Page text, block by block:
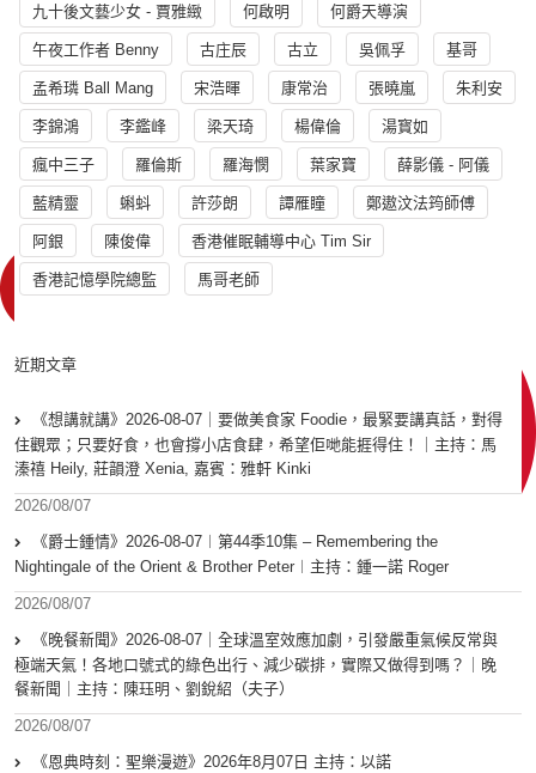
九十後文藝少女 - 賈雅緻 何啟明 何爵天導演
午夜工作者 Benny 古庄辰 古立 吳佩孚 基哥
孟希璘 Ball Mang 宋浩暉 康常治 張曉嵐 朱利安
李錦鴻 李鑑峰 梁天琦 楊偉倫 湯寳如
瘋中三子 羅倫斯 羅海憫 葉家寶 薛影儀 - 阿儀
藍精靈 蝌蚪 許莎朗 譚雁瞳 鄭遨汶法筠師傅
阿銀 陳俊偉 香港催眠輔導中心 Tim Sir
香港記憶學院總監 馬哥老師
近期文章
《想講就講》2026-08-07｜要做美食家 Foodie，最緊要講真話，對得
住觀眾；只要好食，也會撐小店食肆，希望佢哋能捱得住！｜主持：馬
溱禧 Heily, 莊韻澄 Xenia, 嘉賓：雅軒 Kinki
2026/08/07
《爵士鍾情》2026-08-07︱第44季10集 – Remembering the
Nightingale of the Orient & Brother Peter︱主持：鍾一諾 Roger
2026/08/07
《晚餐新聞》2026-08-07｜全球溫室效應加劇，引發嚴重氣候反常與
極端天氣！各地口號式的綠色出行、減少碳排，實際又做得到嗎？｜晚
餐新聞｜主持：陳珏明、劉銳紹（夫子）
2026/08/07
《恩典時刻：聖樂漫遊》2026年8月07日 主持：以諾